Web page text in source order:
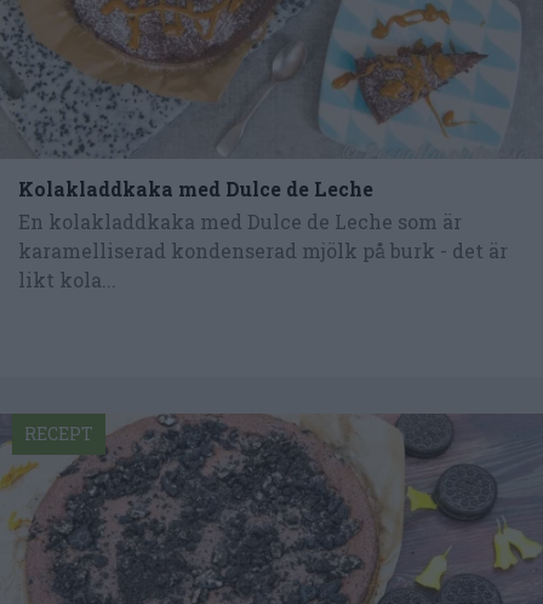
Kolakladdkaka med Dulce de Leche
En kolakladdkaka med Dulce de Leche som är
karamelliserad kondenserad mjölk på burk - det är
likt kola...
RECEPT